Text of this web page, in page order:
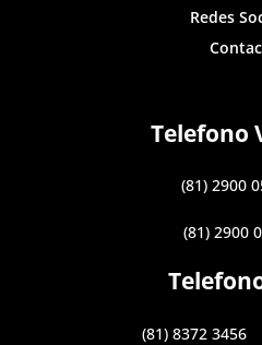
Redes
Telefono
(81) 2900
(81) 2900
(81) 8372 3456